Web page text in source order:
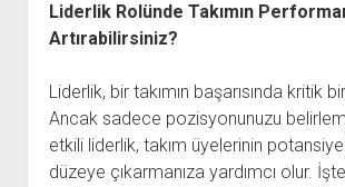
Liderlik Rolünde Takımın
Artırabilirsiniz?
Liderlik, bir takımın başarısında kritik
Ancak sadece pozisyonunuzu
etkili liderlik, takım üyelerinin
düzeye çıkarmanıza yardımcı olur.